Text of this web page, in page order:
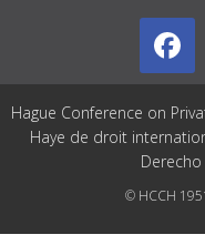
Hague Conference on
Haye de droit
© HCCH